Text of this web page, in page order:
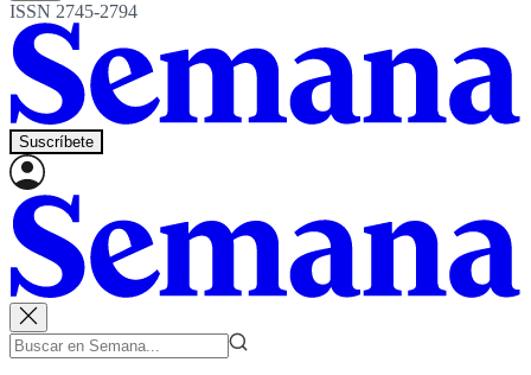
ISSN 2745-2794
Suscríbete